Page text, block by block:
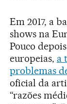
Em 2017, a
shows na
Pouco
europeias, a
problemas
oficial da
“razões